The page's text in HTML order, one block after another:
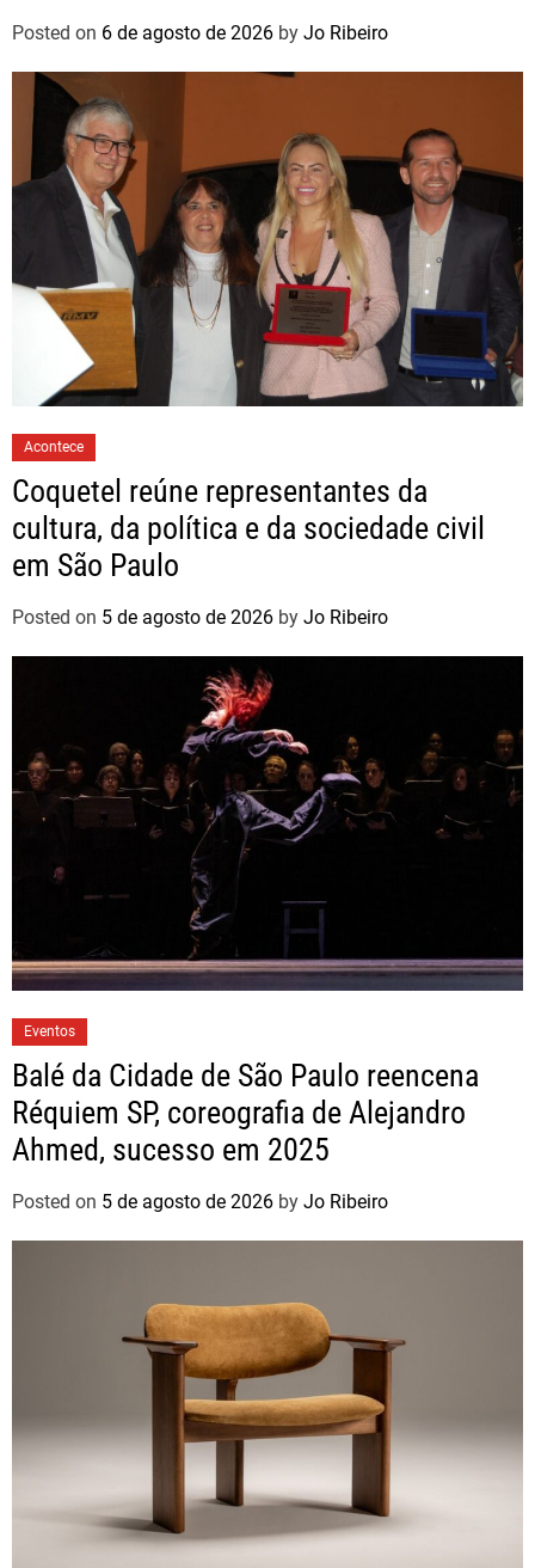
Posted on 6 de agosto de 2026 by Jo Ribeiro
Acontece
Coquetel reúne representantes da
cultura, da política e da sociedade civil
em São Paulo
Posted on 5 de agosto de 2026 by Jo Ribeiro
Eventos
Balé da Cidade de São Paulo reencena
Réquiem SP, coreografia de Alejandro
Ahmed, sucesso em 2025
Posted on 5 de agosto de 2026 by Jo Ribeiro